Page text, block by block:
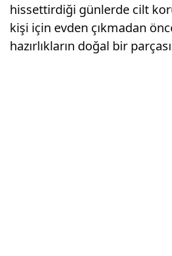
hissettirdiği günlerde cilt
kişi için evden çıkmadan
hazırlıkların doğal bir